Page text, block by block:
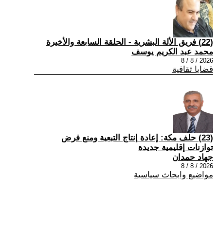
(22) فريق الألة البشرية - الحلقة السابعة والأخيرة
محمد عبد الكريم يوسف
2026 / 8 / 8
قضايا ثقافية
(23) حلف مكة: إعادة إنتاج التبعية ومنع فرض
توازنات إقليمية جديدة
جهاد حمدان
2026 / 8 / 8
مواضيع وابحاث سياسية